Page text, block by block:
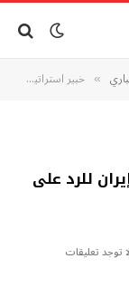
» خبير استراتيجي يكشف سيناريوهات إيران للرد على الضربة الأمريكية!
للرد على
توجد تعليقات